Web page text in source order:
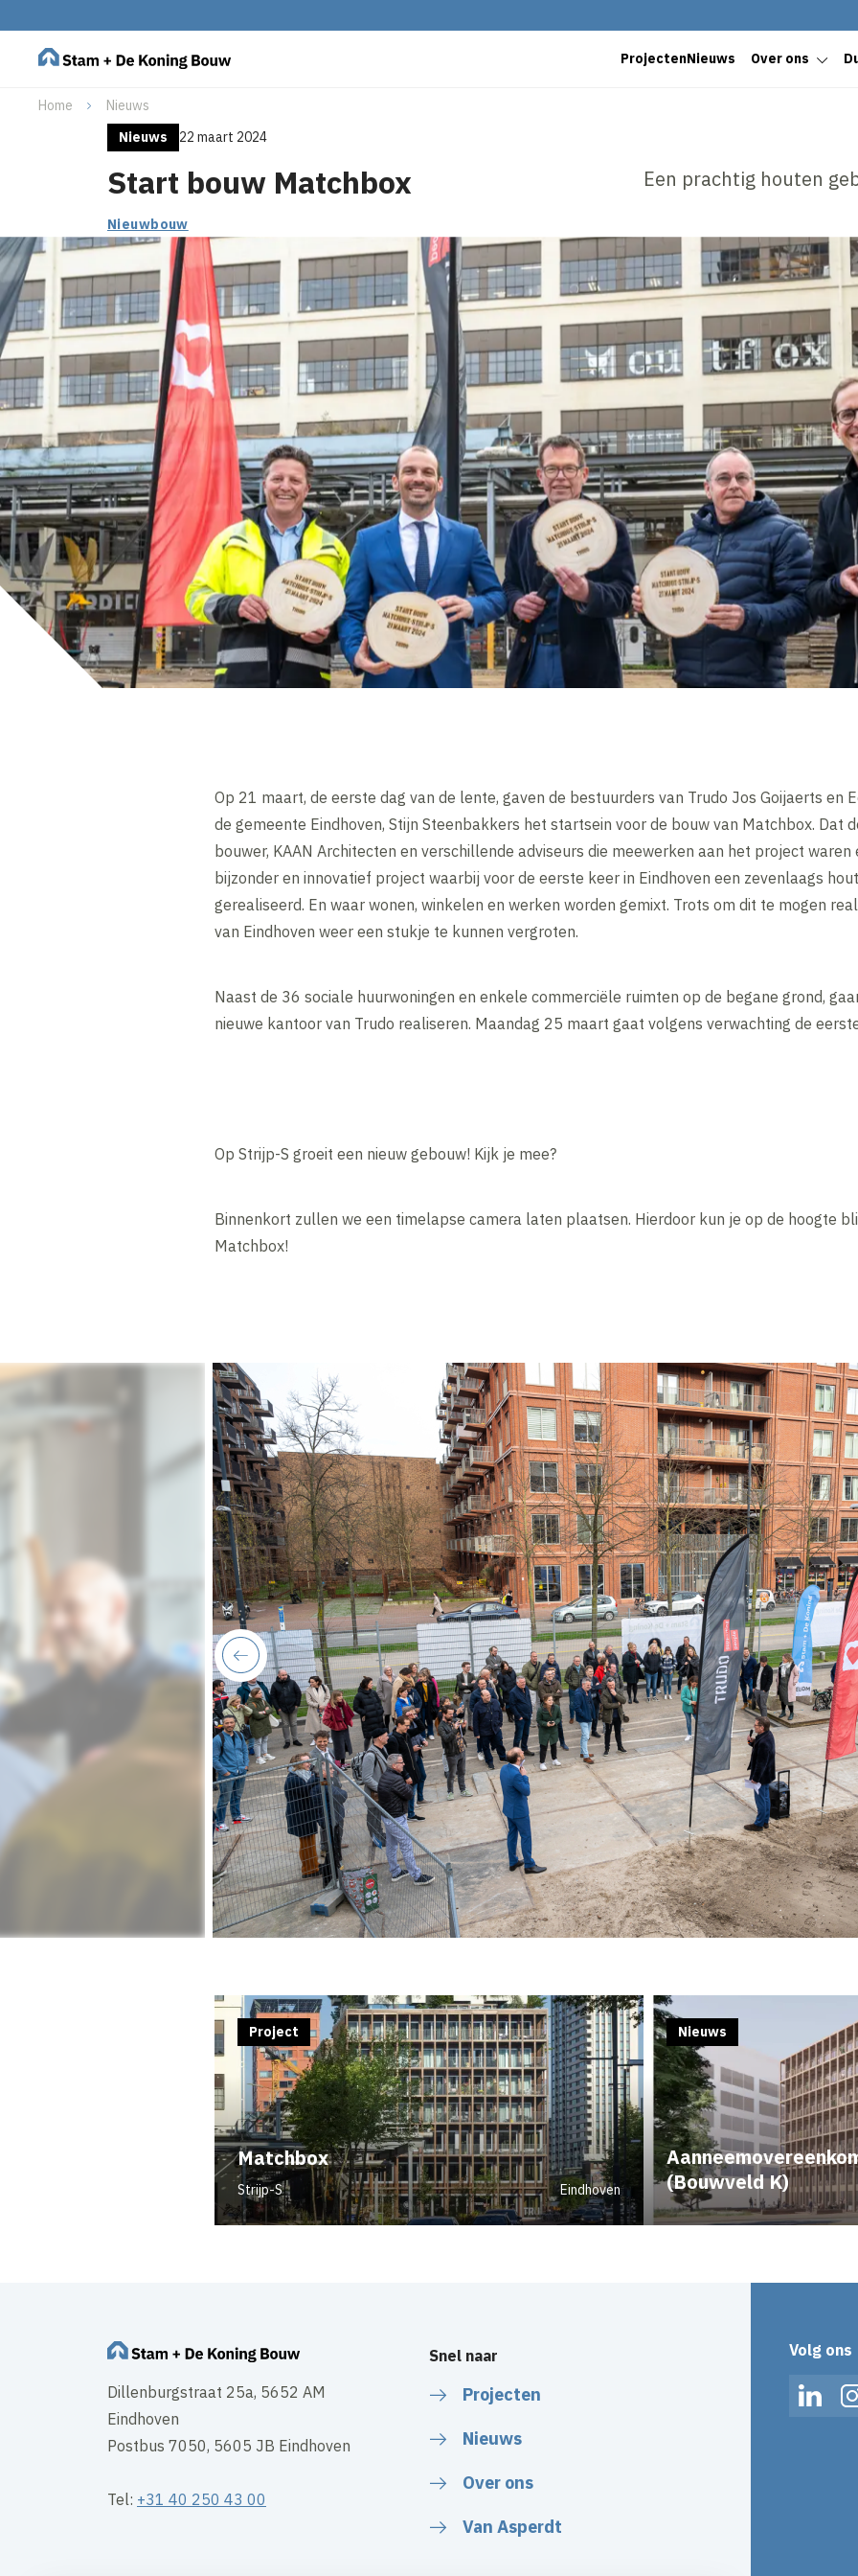
ProjectenNieuws Over ons
Home
Nieuws
Nieuws
22 maart 2024
Start bouw Matchbox
Nieuwbouw
Een prachtig houten
Op 21 maart, de eerste dag van de lente, gaven de bestuurders van Trudo Jos Goijaerts en
de gemeente Eindhoven, Stijn Steenbakkers het startsein voor de bouw van Matchbox. Dat
bouwer, KAAN Architecten en verschillende adviseurs die meewerken aan het project waren
bijzonder en innovatief project waarbij voor de eerste keer in Eindhoven een zevenlaags
gerealiseerd. En waar wonen, winkelen en werken worden gemixt. Trots om dit te mogen
van Eindhoven weer een stukje te kunnen vergroten.
Naast de 36 sociale huurwoningen en enkele commerciële ruimten op de begane grond,
nieuwe kantoor van Trudo realiseren. Maandag 25 maart gaat volgens verwachting de
Op Strijp-S groeit een nieuw gebouw! Kijk je mee?
Binnenkort zullen we een timelapse camera laten plaatsen. Hierdoor kun je op de hoogte
Matchbox!
previous
Matchbox
Project
Strijp-S Eindhoven
(Bouwveld K)
Nieuws
Dillenburgstraat 25a, 5652 AM
Eindhoven
Postbus 7050, 5605 JB Eindhoven
Tel: +31 40 250 43 00
Snel naar
Projecten
Nieuws
Over ons
Van Asperdt
Volg ons